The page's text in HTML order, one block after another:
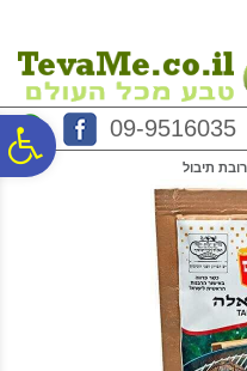
09-9516035
תיבול